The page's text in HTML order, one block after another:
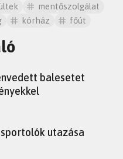
mentőszolgálat
kórház főút
balesetet
utazása